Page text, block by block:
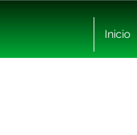
Inicio